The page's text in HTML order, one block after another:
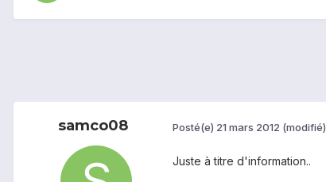
samco08 Posté(e) 21 mars 2012 (modifié)
Juste à titre d'information..